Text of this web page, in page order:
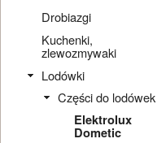
Drobiazgi
Kuchenki,
zlewozmywaki
Lodówki
Części do lodówek
Elektrolux
Dometic